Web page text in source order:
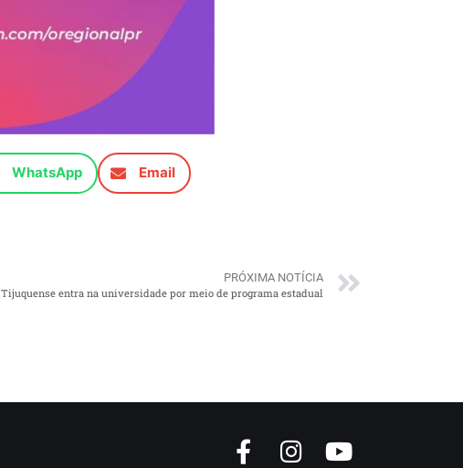
WhatsApp Email
PRÓXIMA NOTÍCIA
Tijuquense entra na universidade por meio de programa estadual